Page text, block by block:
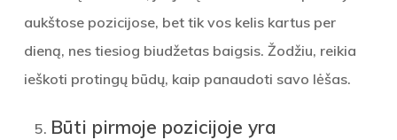
aukštose pozicijose, bet tik vos kelis kartus per
dieną, nes tiesiog biudžetas baigsis. Žodžiu, reikia
ieškoti protingų būdų, kaip panaudoti savo lėšas.
Būti pirmoje pozicijoje yra